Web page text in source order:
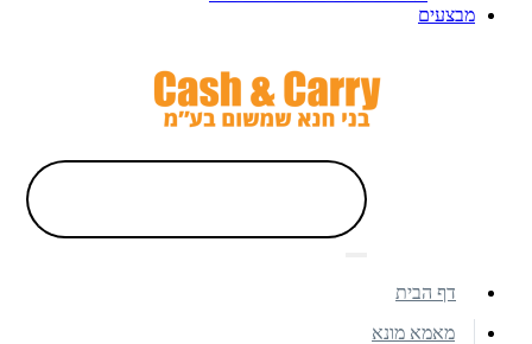
מבצעים
דף הבית
מאמא מונא